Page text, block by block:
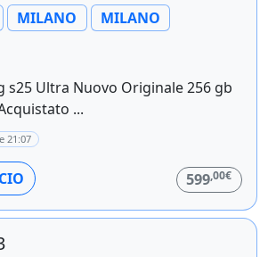
MILANO
MILANO
s25 Ultra Nuovo Originale 256 gb
...
21:07
599,00€